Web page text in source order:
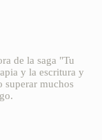
de la saga "Tu
y la escritura y
muchos